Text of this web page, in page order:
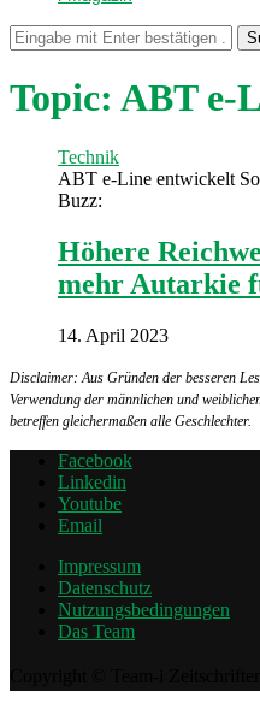
Topic: ABT e-
Technik
ABT e-Line entwickelt
Buzz:
Höhere
mehr Autarkie
14. April 2023
Disclaimer: Aus Gründen der besseren
Verwendung der männlichen und
betreffen gleichermaßen alle Geschlechter.
Facebook
Linkedin
Youtube
Email
Impressum
Datenschutz
Nutzungsbedingungen
Das Team